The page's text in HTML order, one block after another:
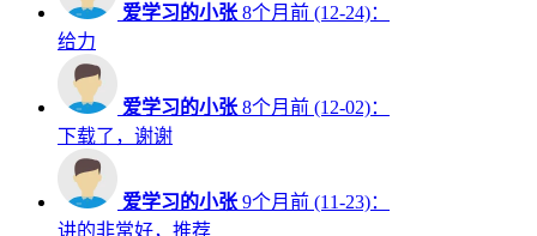
爱学习的小张 8个月前 (12-24)：
给力
爱学习的小张 8个月前 (12-02)：
下载了，谢谢
爱学习的小张 9个月前 (11-23)：
讲的非常好，推荐